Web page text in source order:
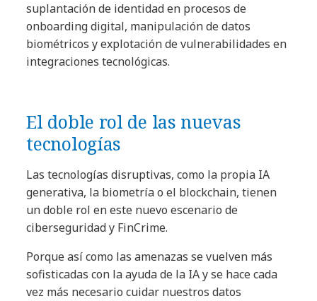
suplantación de identidad en procesos de
onboarding digital, manipulación de datos
biométricos y explotación de vulnerabilidades en
integraciones tecnológicas.
El doble rol de las nuevas
tecnologías
Las tecnologías disruptivas, como la propia IA
generativa, la biometría o el blockchain, tienen
un doble rol en este nuevo escenario de
ciberseguridad y FinCrime.
Porque así como las amenazas se vuelven más
sofisticadas con la ayuda de la IA y se hace cada
vez más necesario cuidar nuestros datos